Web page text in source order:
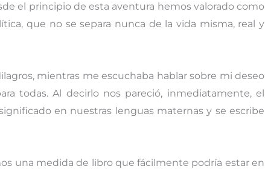
el principio de esta aventura hemos valorado como
que no se separa nunca de la vida misma, real y
mientras me escuchaba hablar sobre mi deseo
todas. Al decirlo nos pareció, inmediatamente, el
en nuestras lenguas maternas y se escribe
una medida de libro que fácilmente podría estar en